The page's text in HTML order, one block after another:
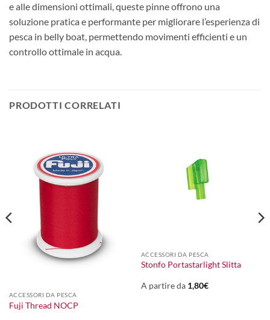
e alle dimensioni ottimali, queste pinne offrono una
soluzione pratica e performante per migliorare l’esperienza di
pesca in belly boat, permettendo movimenti efficienti e un
controllo ottimale in acqua.
PRODOTTI CORRELATI
ACCESSORI DA PESCA
Fuji Thread NOCP
ACCESSORI DA PESCA
Stonfo Portastarlight Slitta
A partire da 1,80€